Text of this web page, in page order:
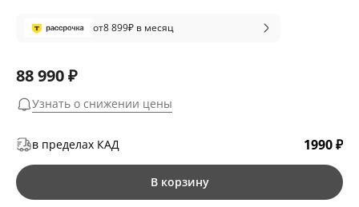
от8 899₽ в месяц
88 990 ₽
Узнать о снижении цены
в пределах КАД 1990 ₽
В корзину